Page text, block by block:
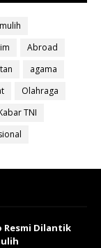
Abroad
agama
Olahraga
TNI
Resmi Dilantik